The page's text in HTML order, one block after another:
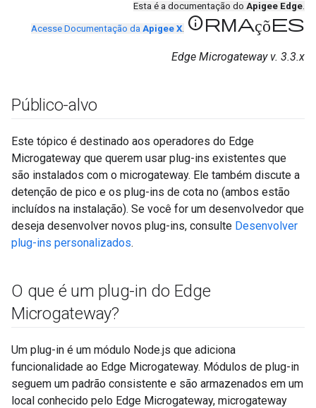
Esta é a documentação do Apigee Edge.
Acesse Documentação da Apigee X. informações
Edge Microgateway v. 3.3.x
Público-alvo
Este tópico é destinado aos operadores do Edge
Microgateway que querem usar plug-ins existentes que
são instalados com o microgateway. Ele também discute a
detenção de pico e os plug-ins de cota no (ambos estão
incluídos na instalação). Se você for um desenvolvedor que
deseja desenvolver novos plug-ins, consulte Desenvolver
plug-ins personalizados.
O que é um plug-in do Edge
Microgateway?
Um plug-in é um módulo Node.js que adiciona
funcionalidade ao Edge Microgateway. Módulos de plug-in
seguem um padrão consistente e são armazenados em um
local conhecido pelo Edge Microgateway, microgateway